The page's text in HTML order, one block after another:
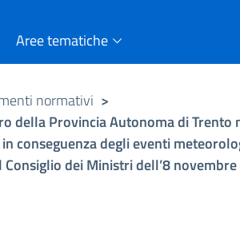
Aree tematiche
normativi >
della Provincia Autonoma di Trento
conseguenza degli eventi
dei Ministri dell’8